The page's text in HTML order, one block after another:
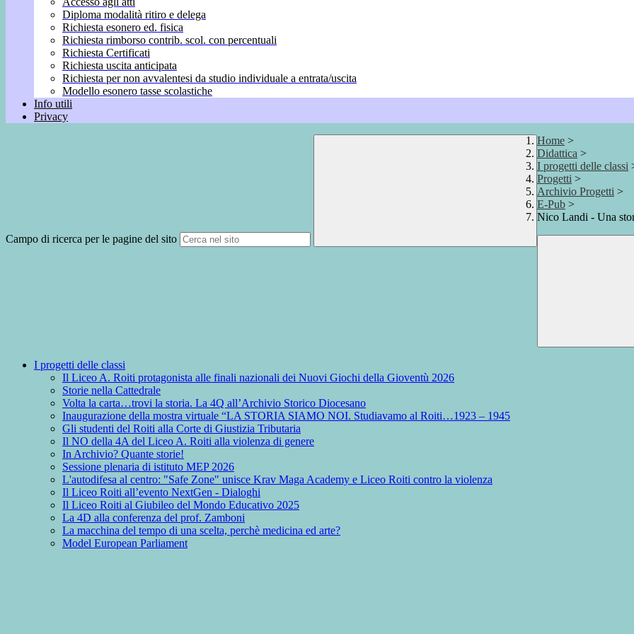
Diploma modalità ritiro e delega
Richiesta esonero ed. fisica
Richiesta rimborso contrib. scol. con percentuali
Richiesta Certificati
Richiesta uscita anticipata
Richiesta per non avvalentesi da studio individuale a entrata/uscita
Modello esonero tasse scolastiche
Info utili
Privacy
Campo di ricerca per le pagine del sito
Home >
Didattica >
I progetti delle classi
Progetti >
Archivio Progetti >
E-Pub >
Nico Landi - Una
I progetti delle classi
Il Liceo A. Roiti protagonista alle finali nazionali dei Nuovi Giochi della Gioventù 2026
Storie nella Cattedrale
Volta la carta…trovi la storia. La 4Q all’Archivio Storico Diocesano
Inaugurazione della mostra virtuale “LA STORIA SIAMO NOI. Studiavamo al Roiti…1923 – 1945
Gli studenti del Roiti alla Corte di Giustizia Tributaria
Il NO della 4A del Liceo A. Roiti alla violenza di genere
In Archivio? Quante storie!
Sessione plenaria di istituto MEP 2026
L'autodifesa al centro: "Safe Zone" unisce Krav Maga Academy e Liceo Roiti contro la violenza
Il Liceo Roiti all’evento NextGen - Dialoghi
Il Liceo Roiti al Giubileo del Mondo Educativo 2025
La 4D alla conferenza del prof. Zamboni
La macchina del tempo di una scelta, perchè medicina ed arte?
Model European Parliament